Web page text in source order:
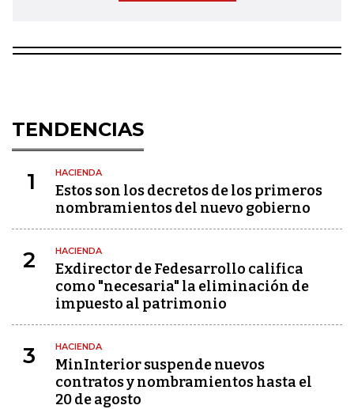
TENDENCIAS
1 HACIENDA
Estos son los decretos de los primeros
nombramientos del nuevo gobierno
2 HACIENDA
Exdirector de Fedesarrollo califica
como "necesaria" la eliminación de
impuesto al patrimonio
3 HACIENDA
MinInterior suspende nuevos
contratos y nombramientos hasta el
20 de agosto